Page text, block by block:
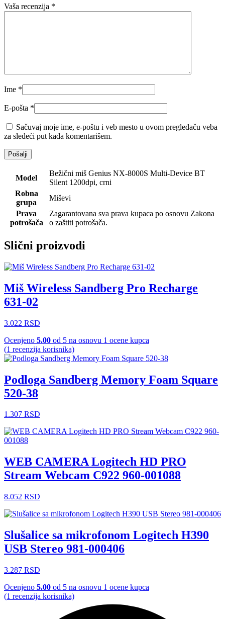
Vaša recenzija *
Ime *
E-pošta *
Sačuvaj moje ime, e-poštu i veb mesto u ovom pregledaču veba
za sledeći put kada komentarišem.
Model
Bežični miš Genius NX-8000S Multi-Device BT
Silent 1200dpi, crni
Robna
grupa
Miševi
Prava
potrošača
Zagarantovana sva prava kupaca po osnovu Zakona
o zaštiti potrošača.
Slični proizvodi
Miš Wireless Sandberg Pro Recharge
631-02
3.022 RSD
Ocenjeno 5.00 od 5 na osnovu 1 ocene kupca
(1 recenzija korisnika)
Podloga Sandberg Memory Foam Square
520-38
1.307 RSD
WEB CAMERA Logitech HD PRO
Stream Webcam C922 960-001088
8.052 RSD
Slušalice sa mikrofonom Logitech H390
USB Stereo 981-000406
3.287 RSD
Ocenjeno 5.00 od 5 na osnovu 1 ocene kupca
(1 recenzija korisnika)